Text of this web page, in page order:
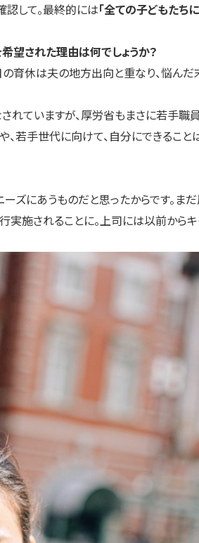
認して。最終的には「全ての子どもたち
された理由は何でしょうか？
休は夫の地方出向と重なり、悩んだ
ていますが、厚労省もまさに若手職
若手世代に向けて、自分にできるこ
ズにあうものだと思ったからです。
施されることに。上司には以前から